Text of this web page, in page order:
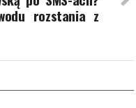
rozstania z